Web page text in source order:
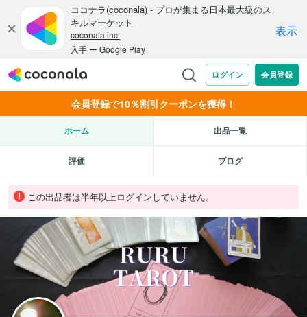
会員登録で10％割引クーポンを獲得！
ホーム 出品一覧
評価 ブログ
この出品者は半年以上ログインしていません。